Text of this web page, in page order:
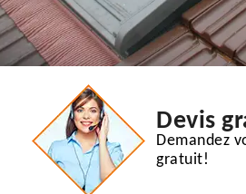
Devis
Demandez
gratuit!